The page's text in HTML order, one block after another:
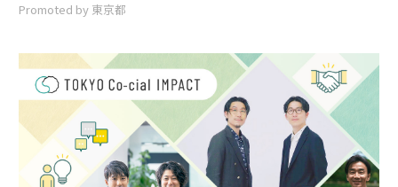
Promoted by 東京都